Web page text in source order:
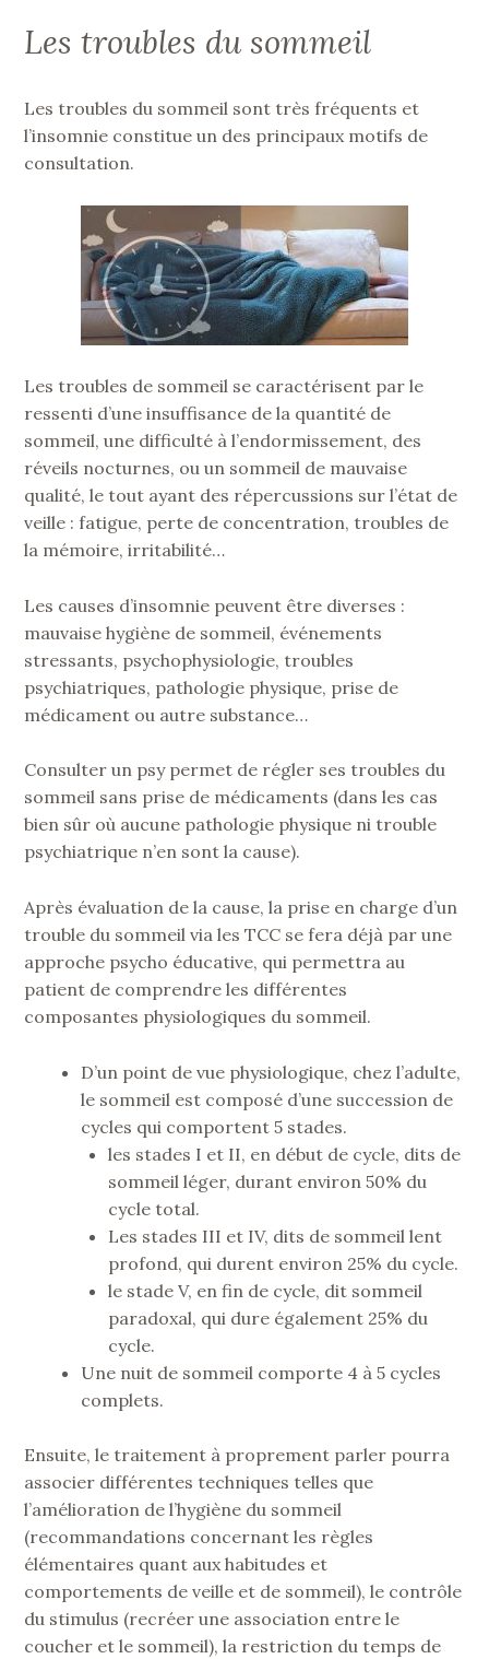
Les troubles du sommeil
Les troubles du sommeil sont très fréquents et
l’insomnie constitue un des principaux motifs de
consultation.
Les troubles de sommeil se caractérisent par le
ressenti d’une insuffisance de la quantité de
sommeil, une difficulté à l’endormissement, des
réveils nocturnes, ou un sommeil de mauvaise
qualité, le tout ayant des répercussions sur l’état de
veille : fatigue, perte de concentration, troubles de
la mémoire, irritabilité…
Les causes d’insomnie peuvent être diverses :
mauvaise hygiène de sommeil, événements
stressants, psychophysiologie, troubles
psychiatriques, pathologie physique, prise de
médicament ou autre substance…
Consulter un psy permet de régler ses troubles du
sommeil sans prise de médicaments (dans les cas
bien sûr où aucune pathologie physique ni trouble
psychiatrique n’en sont la cause).
Après évaluation de la cause, la prise en charge d’un
trouble du sommeil via les TCC se fera déjà par une
approche psycho éducative, qui permettra au
patient de comprendre les différentes
composantes physiologiques du sommeil.
D’un point de vue physiologique, chez l’adulte,
le sommeil est composé d’une succession de
cycles qui comportent 5 stades.
les stades I et II, en début de cycle, dits de
sommeil léger, durant environ 50% du
cycle total.
Les stades III et IV, dits de sommeil lent
profond, qui durent environ 25% du cycle.
le stade V, en fin de cycle, dit sommeil
paradoxal, qui dure également 25% du
cycle.
Une nuit de sommeil comporte 4 à 5 cycles
complets.
Ensuite, le traitement à proprement parler pourra
associer différentes techniques telles que
l’amélioration de l’hygiène du sommeil
(recommandations concernant les règles
élémentaires quant aux habitudes et
comportements de veille et de sommeil), le contrôle
du stimulus (recréer une association entre le
coucher et le sommeil), la restriction du temps de